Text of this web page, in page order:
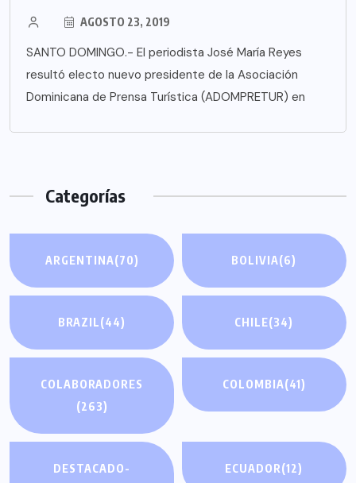
AGOSTO 23, 2019
SANTO DOMINGO.- El periodista José María Reyes
resultó electo nuevo presidente de la Asociación
Dominicana de Prensa Turística (ADOMPRETUR) en
Categorías
ARGENTINA(70) BOLIVIA(6)
BRAZIL(44) CHILE(34)
COLABORADORES
(263)
COLOMBIA(41)
DESTACADO-
ECUADOR(12)